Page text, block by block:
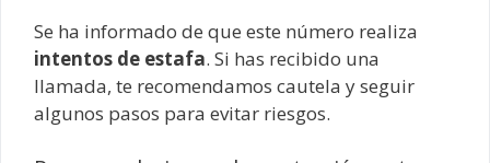
Se ha informado de que este número realiza
intentos de estafa. Si has recibido una
llamada, te recomendamos cautela y seguir
algunos pasos para evitar riesgos.